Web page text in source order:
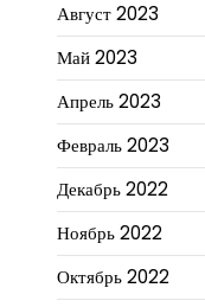
Август 2023
Май 2023
Апрель 2023
Февраль 2023
Декабрь 2022
Ноябрь 2022
Октябрь 2022